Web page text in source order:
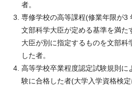
者。
専修学校の高等課程(修業年限が3
文部科学大臣が定める基準を満た
大臣が別に指定するものを文部科
した者。
高等学校卒業程度認定試験規則に
験に合格した者(大学入学資格検定